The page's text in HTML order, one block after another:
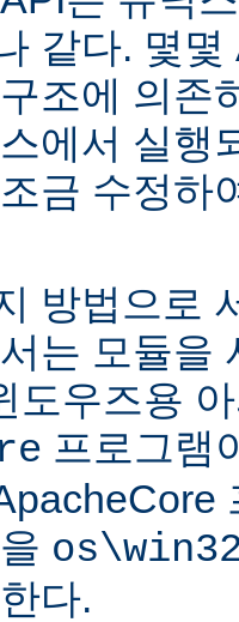
같다. 몇
조에 의존
에서 실행
금 수정하
방법으로
는 모듈을
도우즈용
프로그램
다.